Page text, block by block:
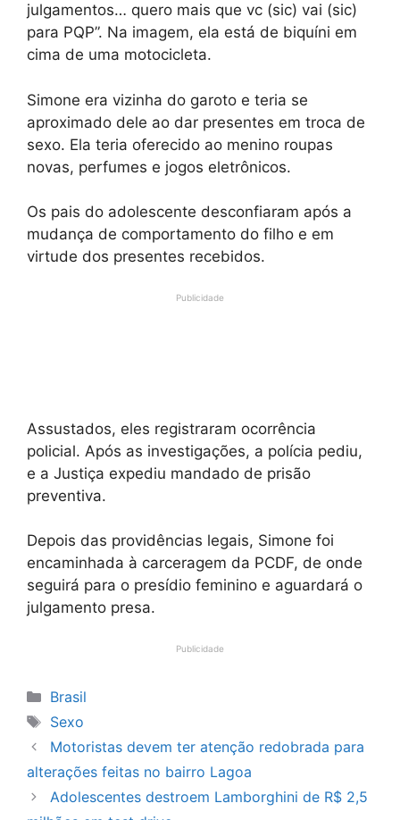
julgamentos… quero mais que vc (sic) vai (sic)
para PQP”. Na imagem, ela está de biquíni em
cima de uma motocicleta.
Simone era vizinha do garoto e teria se
aproximado dele ao dar presentes em troca de
sexo. Ela teria oferecido ao menino roupas
novas, perfumes e jogos eletrônicos.
Os pais do adolescente desconfiaram após a
mudança de comportamento do filho e em
virtude dos presentes recebidos.
Publicidade
Assustados, eles registraram ocorrência
policial. Após as investigações, a polícia pediu,
e a Justiça expediu mandado de prisão
preventiva.
Depois das providências legais, Simone foi
encaminhada à carceragem da PCDF, de onde
seguirá para o presídio feminino e aguardará o
julgamento presa.
Publicidade
Categorias
Brasil
Tags
Sexo
Motoristas devem ter atenção redobrada para
alterações feitas no bairro Lagoa
Adolescentes destroem Lamborghini de R$ 2,5